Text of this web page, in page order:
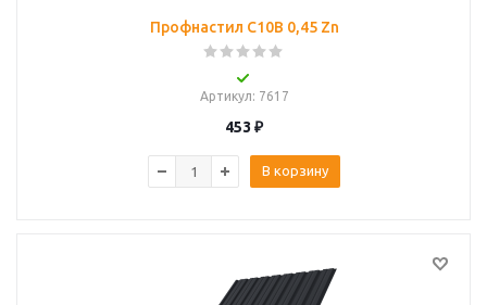
Профнастил С10B 0,45 Zn
Артикул: 7617
453 ₽
В корзину